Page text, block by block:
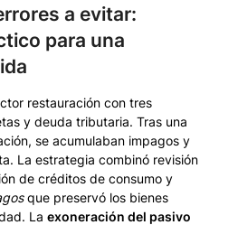
a evitar:
para una
restauración con tres
y deuda tributaria. Tras una
se acumulaban impagos y
La estrategia combinó revisión
de créditos de consumo y
que preservó los bienes
La exoneración del pasivo